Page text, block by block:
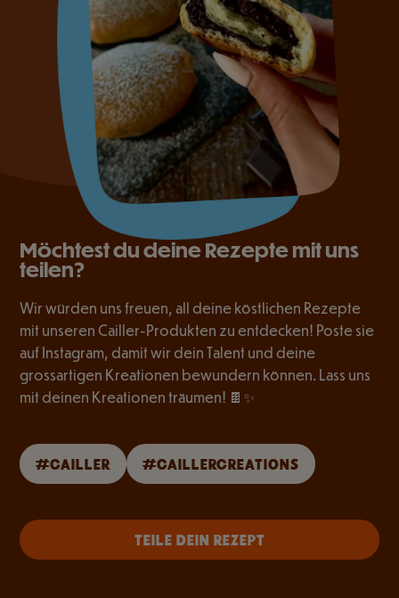
Möchtest du deine Rezepte mit uns
teilen?
Wir würden uns freuen, all deine köstlichen Rezepte
mit unseren Cailler-Produkten zu entdecken! Poste sie
auf Instagram, damit wir dein Talent und deine
grossartigen Kreationen bewundern können. Lass uns
mit deinen Kreationen träumen! 🍫✨
#CAILLER #CAILLERCREATIONS
TEILE DEIN REZEPT